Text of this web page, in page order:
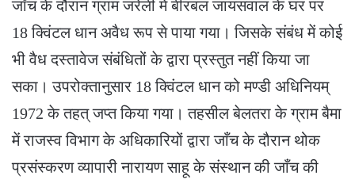
जॉच के दौरान ग्राम जरेली में बीरबल जायसवाल के घर पर
18 क्विंटल धान अवैध रूप से पाया गया। जिसके संबंध में कोई
भी वैध दस्तावेज संबंधितों के द्वारा प्रस्तुत नहीं किया जा
सका। उपरोक्तानुसार 18 क्विंटल धान को मण्डी अधिनियम्
1972 के तहत् जप्त किया गया। तहसील बेलतरा के ग्राम बैमा
में राजस्व विभाग के अधिकारियों द्वारा जाँच के दौरान थोक
प्रसंस्करण व्यापारी नारायण साहू के संस्थान की जाँच की